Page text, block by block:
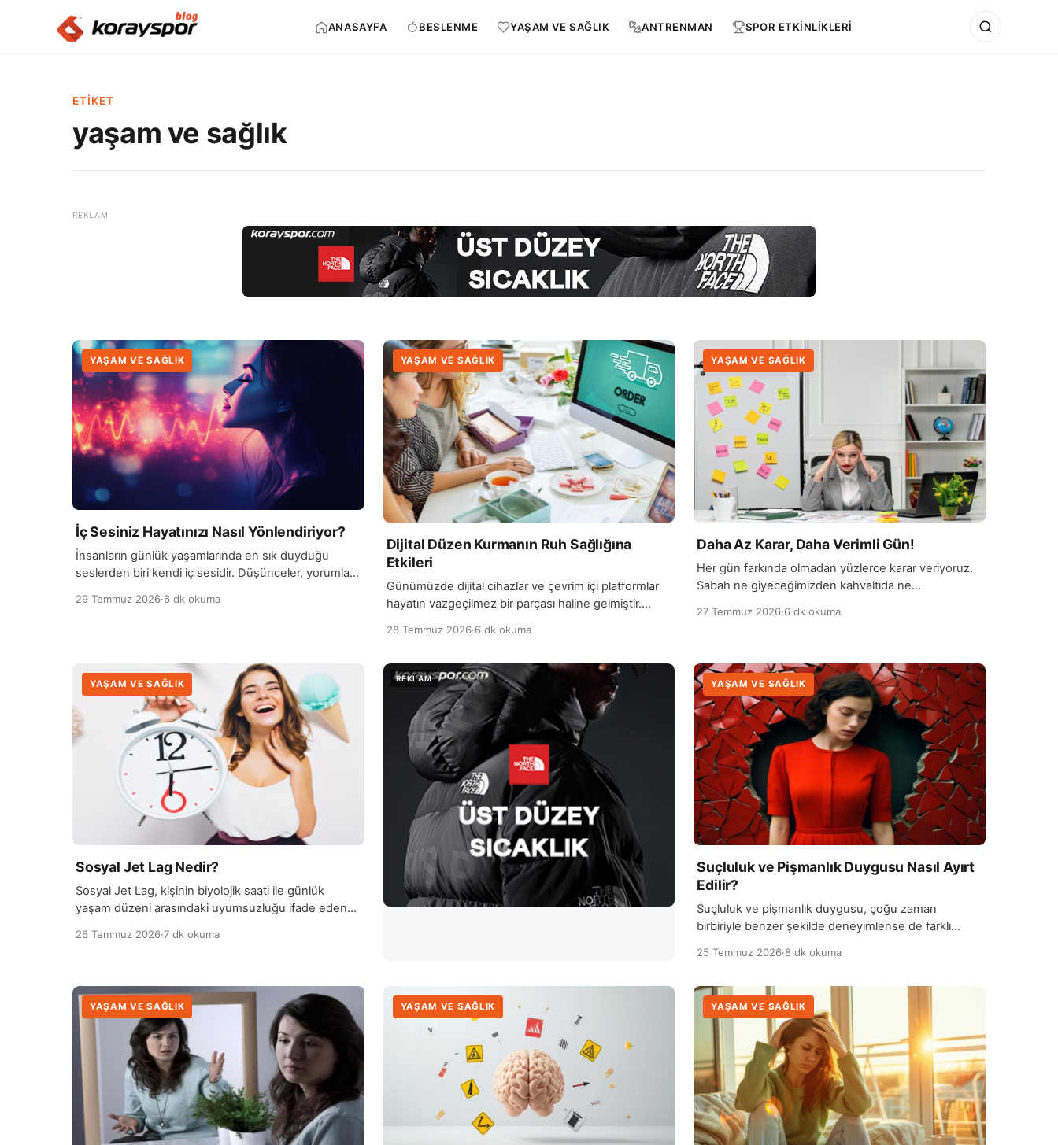
ANASAYFA BESLENME YAŞAM VE SAĞLIK ANTRENMAN SPOR ETKİNLİKLERİ
ETIKET
yaşam ve sağlık
YAŞAM VE SAĞLIK
İç Sesiniz Hayatınızı Nasıl Yönlendiriyor?
İnsanların günlük yaşamlarında en sık duyduğu
seslerden biri kendi iç sesidir. Düşünceler, yorumlar,
konuşmalar; kararlarımızı, davranışlarımızı ve
29 Temmuz 2026·6 dk okuma
YAŞAM VE SAĞLIK
Dijital Düzen Kurmanın Ruh Sağlığına
Etkileri
Günümüzde dijital cihazlar ve çevrim içi platformlar
hayatın vazgeçilmez bir parçası haline gelmiştir.
hesapları ve dijital dosyalar…
28 Temmuz 2026·6 dk okuma
YAŞAM VE SAĞLIK
Daha Az Karar, Daha Verimli Gün!
Her gün farkında olmadan yüzlerce karar veriyoruz.
Sabah ne giyeceğimizden kahvaltıda ne
yapacağımız aktivitelere kadar uzanan bu kararlar…
27 Temmuz 2026·6 dk okuma
YAŞAM VE SAĞLIK
Sosyal Jet Lag Nedir?
Sosyal Jet Lag, kişinin biyolojik saati ile günlük
yaşam düzeni arasındaki uyumsuzluğu ifade eden
26 Temmuz 2026·7 dk okuma
YAŞAM VE SAĞLIK
Suçluluk ve Pişmanlık Duygusu Nasıl Ayırt
Edilir?
Suçluluk ve pişmanlık duygusu, çoğu zaman
birbiriyle benzer şekilde deneyimlense de farklı
25 Temmuz 2026·8 dk okuma
YAŞAM VE SAĞLIK YAŞAM VE SAĞLIK YAŞAM VE SAĞLIK